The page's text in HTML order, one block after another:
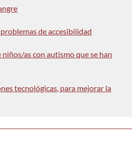
de accesibilidad
as con autismo que se han
tecnológicas, para mejorar la